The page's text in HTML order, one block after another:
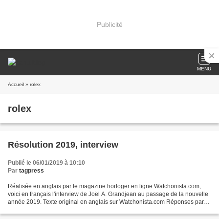
Publicité
MENU
Accueil » rolex
rolex
Résolution 2019, interview
Publié le 06/01/2019 à 10:10
Par tagpress
Réalisée en anglais par le magazine horloger en ligne Watchonista.com,
voici en français l'interview de Joël A. Grandjean au passage de la nouvelle
année 2019. Texte original en anglais sur Watchonista.com Réponses par